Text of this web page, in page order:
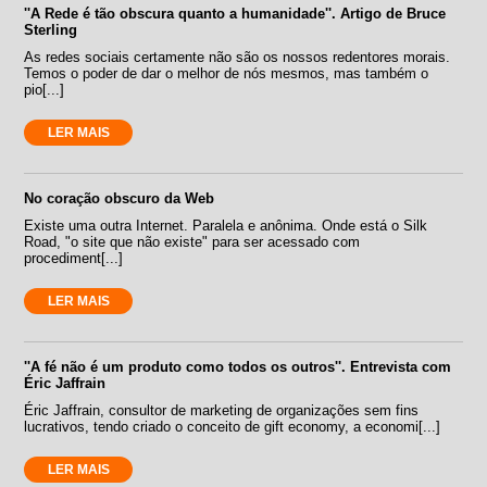
''A Rede é tão obscura quanto a humanidade''. Artigo de Bruce
Sterling
As redes sociais certamente não são os nossos redentores morais.
Temos o poder de dar o melhor de nós mesmos, mas também o
pio[...]
LER MAIS
No coração obscuro da Web
Existe uma outra Internet. Paralela e anônima. Onde está o Silk
Road, "o site que não existe" para ser acessado com
procediment[...]
LER MAIS
''A fé não é um produto como todos os outros''. Entrevista com
Éric Jaffrain
Éric Jaffrain, consultor de marketing de organizações sem fins
lucrativos, tendo criado o conceito de gift economy, a economi[...]
LER MAIS